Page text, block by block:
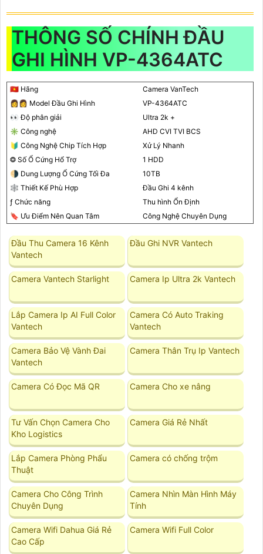
THÔNG SỐ CHÍNH ĐẦU
GHI HÌNH VP-4364ATC
🇻🇳 Hãng
Camera VanTech
️👩‍👩 Model Đầu Ghi Hình
VP-4364ATC
️👀 Độ phân giải
Ultra 2k +
✳️ Công nghệ
AHD CVI TVI BCS
🔰 Công Nghệ Chip Tích Hợp
Xử Lý Nhanh
❂ Số Ổ Cứng Hổ Trợ
1 HDD
🌗 Dung Lượng Ổ Cứng Tối Đa
10TB
🕸️ Thiết Kế Phù Hợp
Đầu Ghi 4 kênh
ƒ Chức năng
Thu hình Ổn Định
🔖 Ưu Điểm Nên Quan Tâm
Công Nghệ Chuyên Dụng
Đầu Thu Camera 16 Kênh
Vantech
Đầu Ghi NVR Vantech
Camera Vantech Starlight Camera Ip Ultra 2k Vantech
Lắp Camera Ip AI Full Color
Vantech
Camera Có Auto Traking
Vantech
Camera Bảo Vệ Vành Đai
Vantech
Camera Thân Trụ Ip Vantech
Camera Có Đọc Mã QR Camera Cho xe nâng
Tư Vấn Chọn Camera Cho
Kho Logistics
Camera Giá Rẻ Nhất
Lắp Camera Phòng Phẩu
Thuật
Camera có chống trộm
Camera Cho Công Trình
Chuyên Dụng
Camera Nhìn Màn Hình Máy
Tính
Camera Wifi Dahua Giá Rẻ
Cao Cấp
Camera Wifi Full Color